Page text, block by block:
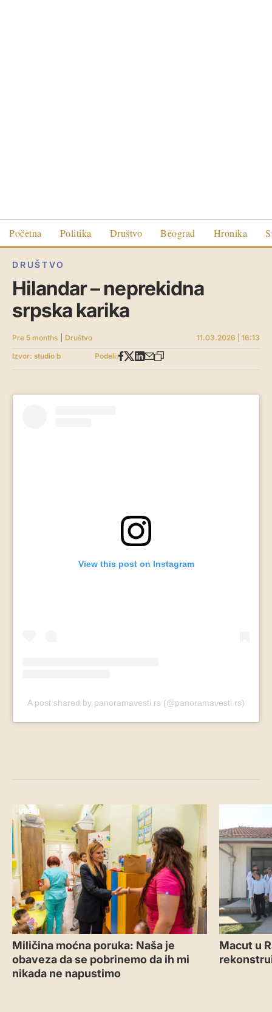
Početna Politika Društvo Beograd Hronika
DRUŠTVO
Hilandar – neprekidna
srpska karika
Pre 5 months Društvo
11.03.2026 | 16:13
Izvor: studio b
Podeli:
View this post on Instagram
A post shared by panoramavesti.rs (@panoramavesti.rs)
VESTI
Miličina moćna poruka: Naša je
obaveza da se pobrinemo da ih mi
nikada ne napustimo
Macut u